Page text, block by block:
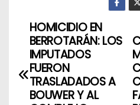
N
v
HOMICIDIO EN
BERROTARÁN: LOS
IMPUTADOS
FUERON
TRASLADADOS A
BOUWER Y AL